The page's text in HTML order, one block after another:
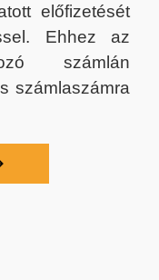
előfizetését
Ehhez az
számlán
számlaszámra